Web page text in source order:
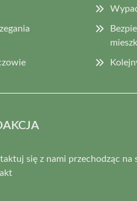
się z nami przechodząc na